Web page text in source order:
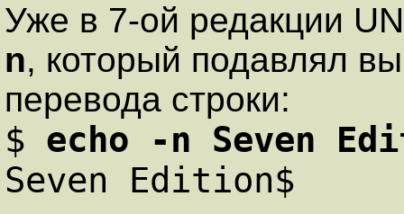
Уже в 7-ой редакции
n, который подавлял
перевода строки:
$ echo -n Seven
Seven Edition$